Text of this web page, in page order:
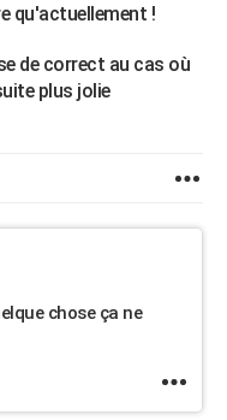
qu'actuellement !
de correct au cas où
plus jolie
chose ça ne